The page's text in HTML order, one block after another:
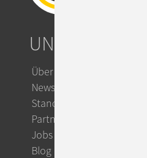
UNTERNEHMEN
Über ConSol
News & Events
Standorte
Partner
Jobs
Blog